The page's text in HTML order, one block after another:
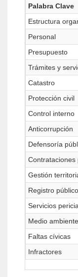
Palabra Clave
Estructura
Personal
Presupuesto
Trámites y
Catastro
Protección civil
Control interno
Anticorrupción
Defensoría
Contrataciones
Gestión
Registro
Servicios
Medio ambiente
Faltas cívicas
Infractores